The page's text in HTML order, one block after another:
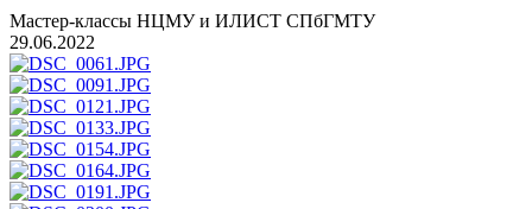
Мастер-классы НЦМУ и ИЛИСТ СПбГМТУ
29.06.2022